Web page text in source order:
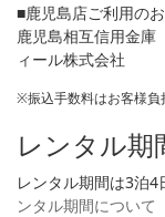
■鹿児島店ご利用の
鹿児島相互信用金
ィール株式会社
※振込手数料はお客様負
レンタル期
レンタル期間は3泊4
ンタル期間について